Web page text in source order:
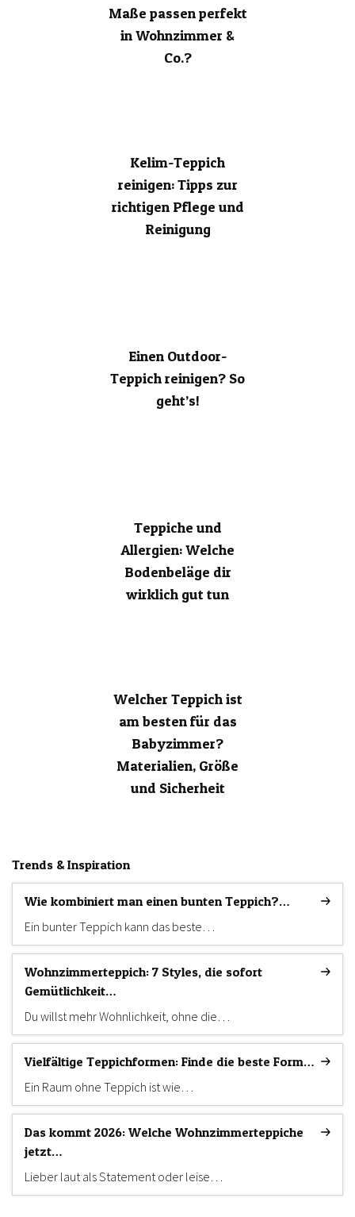
Maße passen perfekt
in Wohnzimmer &
Co.?
Kelim-Teppich
reinigen: Tipps zur
richtigen Pflege und
Reinigung
Einen Outdoor-
Teppich reinigen? So
geht’s!
Teppiche und
Allergien: Welche
Bodenbeläge dir
wirklich gut tun
Welcher Teppich ist
am besten für das
Babyzimmer?
Materialien, Größe
und Sicherheit
Trends & Inspiration
Wie kombiniert man einen bunten Teppich?…
Ein bunter Teppich kann das beste…
Wohnzimmerteppich: 7 Styles, die sofort
Gemütlichkeit…
Du willst mehr Wohnlichkeit, ohne die…
Vielfältige Teppichformen: Finde die beste Form…
Ein Raum ohne Teppich ist wie…
Das kommt 2026: Welche Wohnzimmerteppiche
jetzt…
Lieber laut als Statement oder leise…